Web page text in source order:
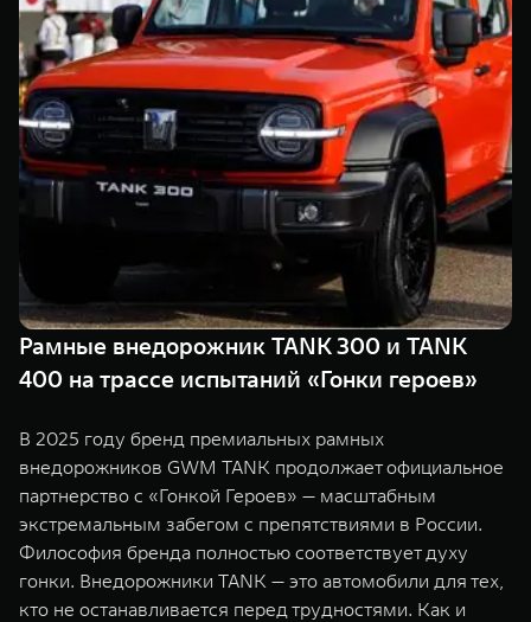
Веди за собой
от 6 499 000 ₽
TANK 700
Сила
от 10 199
WEY 07
Расширяя границы комфорта
от 6 149 000 ₽
WEY 05
Эстетика
от 5 699
TANK Финансы
Корпоративным клиентам
TANK ФИНАНСЫ
TANK Кредит
TANK Лизинг
TANK Страхование
Сервис
Специальные предложения
Моторные масла
ЦИФРОВЫЕ СЕРВИСЫ TANK
Цифровые сервисы TANK
Подписки
Рамные внедорожник TANK 300 и TANK
400 на трассе испытаний «Гонки героев»
В 2025 году бренд премиальных рамных
внедорожников GWM TANK продолжает официальное
партнерство с «Гонкой Героев» — масштабным
экстремальным забегом с препятствиями в России.
Философия бренда полностью соответствует духу
гонки. Внедорожники TANK — это автомобили для тех,
кто не останавливается перед трудностями. Как и